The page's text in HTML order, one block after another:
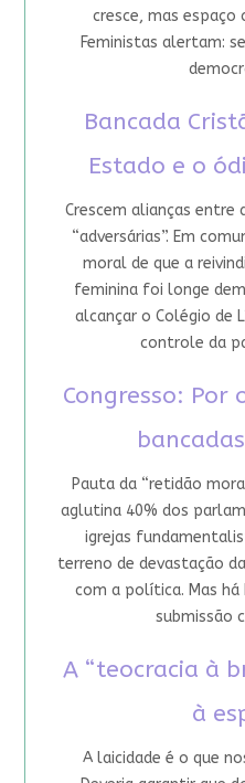
cresce, mas espaço
Feministas alertam:
Bancada
Estado e o
Crescem alianças entre
“adversárias”. Em
moral de que a
feminina foi longe
alcançar o Colégio de
controle da
Congresso: Por
Pauta da “retidão
aglutina 40% dos
igrejas
terreno de devastação
com a política. Mas
submissão
A “teocracia à
à
A laicidade é o que